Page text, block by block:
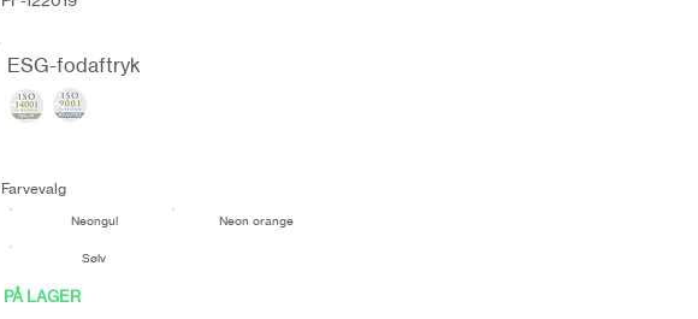
ESG-fodaftryk
Farvevalg
Neongul Neon orange
Sølv
PÅ LAGER